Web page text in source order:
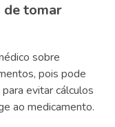
de tomar
sobre
pois pode
evitar cálculos
ao medicamento.